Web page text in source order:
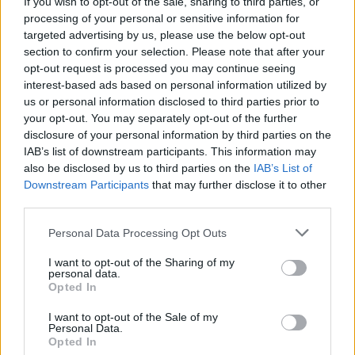
processing of your personal or sensitive information for
targeted advertising by us, please use the below opt-out
section to confirm your selection. Please note that after your
opt-out request is processed you may continue seeing
interest-based ads based on personal information utilized by
us or personal information disclosed to third parties prior to
your opt-out. You may separately opt-out of the further
disclosure of your personal information by third parties on the
IAB’s list of downstream participants. This information may
also be disclosed by us to third parties on the IAB’s List of
Downstream Participants that may further disclose it to other
Personal Data Processing Opt Outs
I want to opt-out of the Sharing of my
personal data.
Opted In
I want to opt-out of the Sale of my
Personal Data.
Opted In
giornalmente sul conto corrente e si divide poi
per il totale del numero dei giorni dell’anno,
quindi diviso 365 o 366. In base a questo
calcolo, si determina se l’importo ottenuto è
superiore ai 5.000 euro, oppure no, e quindi se
l’imposta viene applicata o meno.
Una cosa che è d’obbligo considera è che, se
sei titolare di più conti, non ha diritto a nessuno
tutti i dati fin qui presentati; pertanto, se sui tuoi
conti corrente non vengono superati mai i 5.000
euro di giacenza media, non pagherai da
Si può evitare il suo